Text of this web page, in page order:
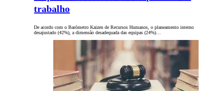
trabalho
De acordo com o Barómetro Kaizen de Recursos Humanos, o planeamento interno
desajustado (42%), a dimensão desadequada das equipas (24%)…